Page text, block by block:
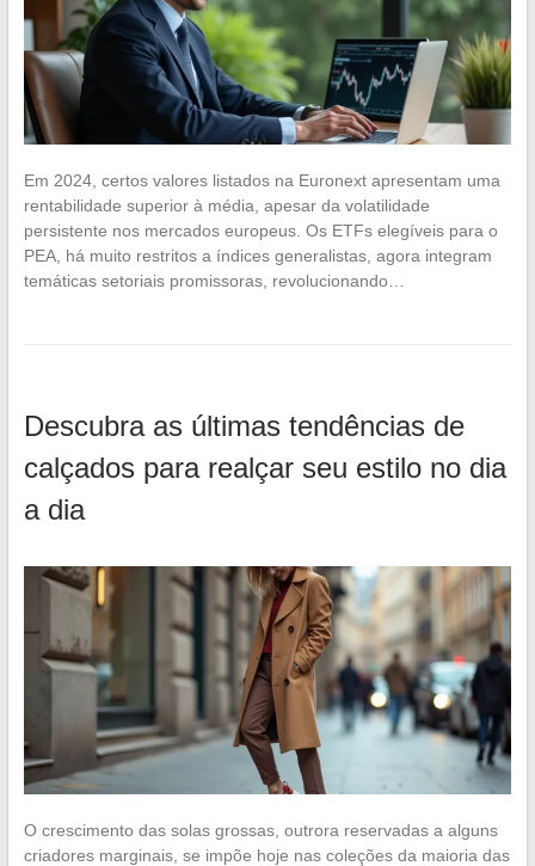
Em 2024, certos valores listados na Euronext apresentam uma
rentabilidade superior à média, apesar da volatilidade
persistente nos mercados europeus. Os ETFs elegíveis para o
PEA, há muito restritos a índices generalistas, agora integram
temáticas setoriais promissoras, revolucionando…
Descubra as últimas tendências de
calçados para realçar seu estilo no dia
a dia
O crescimento das solas grossas, outrora reservadas a alguns
criadores marginais, se impõe hoje nas coleções da maioria das